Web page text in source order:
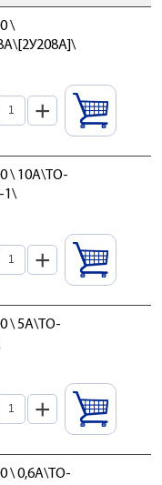
\
+
\ 10А\TO-
1\
+
\ 5А\TO-
+
\ 0,6А\TO-